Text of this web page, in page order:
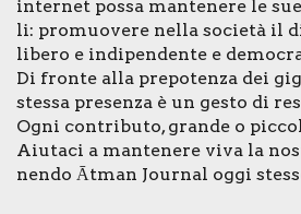
inter­net pos­sa man­te­ne­re le
li: pro­muo­ve­re nel­la socie­tà il
libe­ro e indi­pen­den­te e
Di fron­te alla pre­po­ten­za dei
stes­sa pre­sen­za è un gesto di
Ogni con­tri­bu­to, gran­de o
Aiu­ta­ci a man­te­ne­re viva la
nen­do Ātman Jour­nal oggi